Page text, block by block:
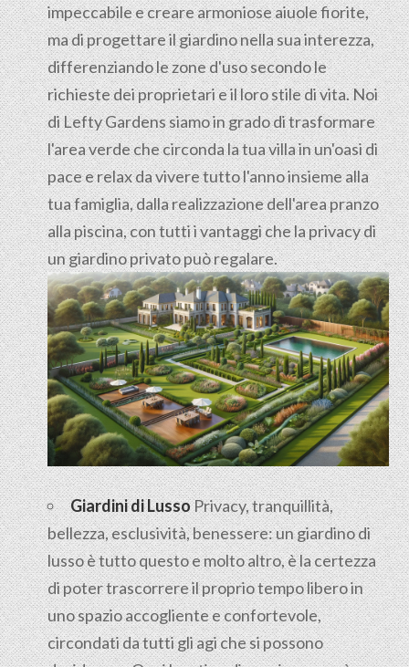
impeccabile e creare armoniose aiuole fiorite,
ma di progettare il giardino nella sua interezza,
differenziando le zone d'uso secondo le
richieste dei proprietari e il loro stile di vita. Noi
di Lefty Gardens siamo in grado di trasformare
l'area verde che circonda la tua villa in un'oasi di
pace e relax da vivere tutto l'anno insieme alla
tua famiglia, dalla realizzazione dell'area pranzo
alla piscina, con tutti i vantaggi che la privacy di
un giardino privato può regalare.
Giardini di LussoPrivacy, tranquillità,
bellezza, esclusività, benessere: un giardino di
lusso è tutto questo e molto altro, è la certezza
di poter trascorrere il proprio tempo libero in
uno spazio accogliente e confortevole,
circondati da tutti gli agi che si possono